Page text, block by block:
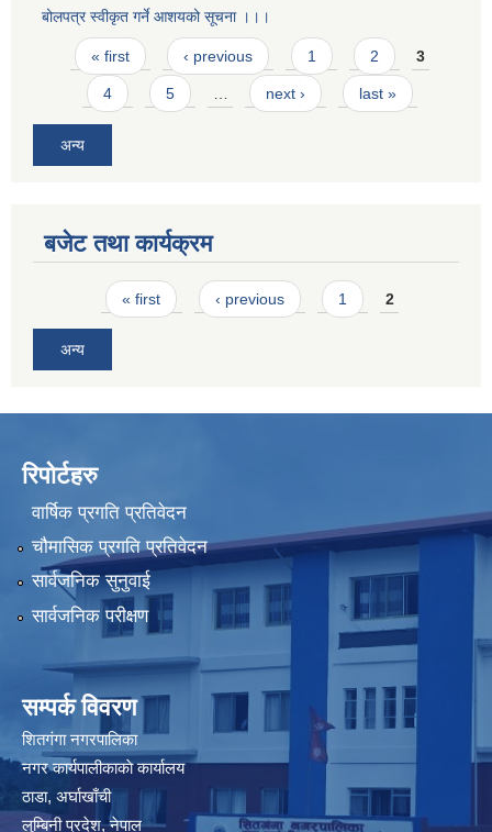
बोलपत्र स्वीकृत गर्ने आशयको सूचना ।।।
Pages
« first ‹ previous 1 2 3
4 5 … next › last »
अन्य
बजेट तथा कार्यक्रम
Pages« first ‹ previous 1 2
अन्य
रिपोर्टहरु
वार्षिक प्रगति प्रतिवेदन
चौमासिक प्रगति प्रतिवेदन
सार्वजनिक सुनुवाई
सार्वजनिक परीक्षण
सम्पर्क विवरण
शितगंगा नगरपालिका
नगर कार्यपालीकाकाे कार्यालय
ठाडा, अर्घाखाँची
लुम्बिनी प्रदेश, नेपाल